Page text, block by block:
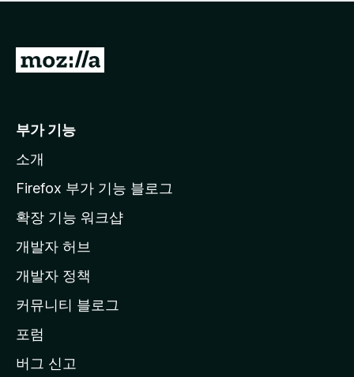
점
습
니
M
l
a
페
이
지
이
동
부가 기능
소개
Firefox 부가 기능 블로그
확장 기능 워크샵
개발자 허브
개발자 정책
커뮤니티 블로그
포럼
버그 신고